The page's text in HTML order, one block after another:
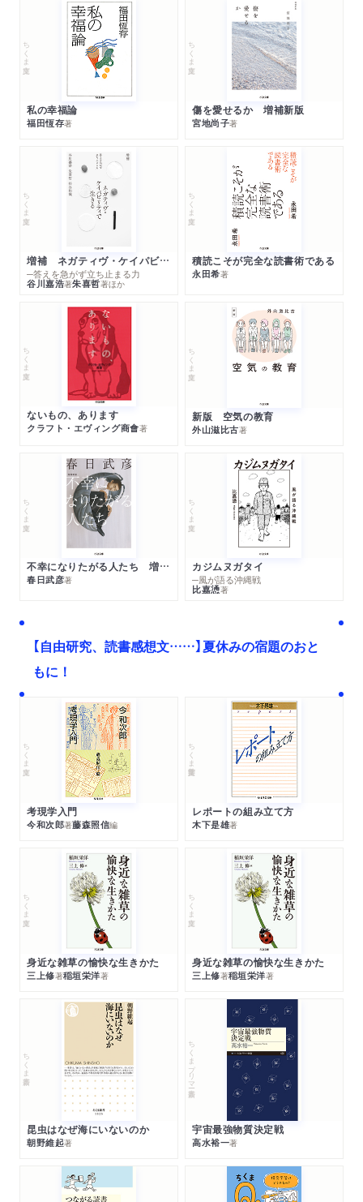
ちくま文庫
私の幸福論
福田恆存著
ちくま文庫
傷を愛せるか 増補新版
宮地尚子著
ちくま文庫
増補 ネガティヴ・ケイパビリティで生きる
─答えを急がず立ち止まる力
谷川嘉浩著朱喜哲著ほか
ちくま文庫
積読こそが完全な読書術である
永田希著
ちくま文庫
ないもの、あります
クラフト・エヴィング商會著
ちくま文庫
新版 空気の教育
外山滋比古著
ちくま文庫
不幸になりたがる人たち 増補新版
春日武彦著
ちくま文庫
カジムヌガタイ
─風が語る沖縄戦
比嘉慂著
【自由研究、読書感想文……】夏休みの宿題のおと
もに！
ちくま文庫
考現学入門
今和次郎著藤森照信編
ちくま学芸文庫
レポートの組み立て方
木下是雄著
ちくま文庫
身近な雑草の愉快な生きかた
三上修著稲垣栄洋著
ちくま文庫
身近な雑草の愉快な生きかた
三上修著稲垣栄洋著
ちくま新書
昆虫はなぜ海にいないのか
朝野維起著
ちくまプリマー新書
宇宙最強物質決定戦
高水裕一著